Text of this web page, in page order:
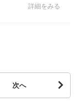
詳細をみる
次へ